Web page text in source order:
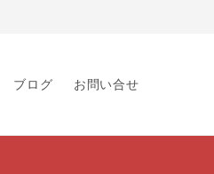
ブログ お問い合せ